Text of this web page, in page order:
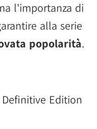
l'importanza di
alla serie
popolarità.
Edition